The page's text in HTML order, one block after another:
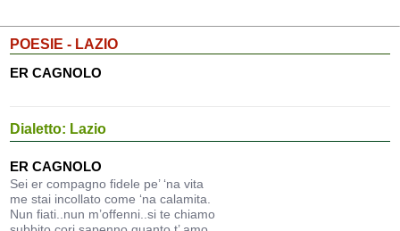
POESIE - LAZIO
ER CAGNOLO
Dialetto: Lazio
ER CAGNOLO
Sei er compagno fidele pe’ ‘na vita
me stai incollato come ‘na calamita.
Nun fiati..nun m’offenni..si te chiamo